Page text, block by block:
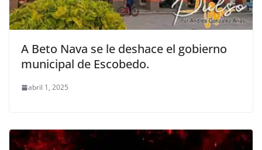
A Beto Nava se le deshace el gobierno
municipal de Escobedo.
abril 1, 2025